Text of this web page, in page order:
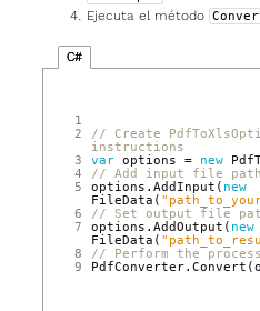
Ejecuta el método
C#
1
2
// Create
instructions
3
var options = new
4
// Add input file
5
options .AddInput ( new
FileData (
6
// Set output file
7
options .AddOutput ( new
FileData (
8
// Perform the
9
PdfConverter.Convert (